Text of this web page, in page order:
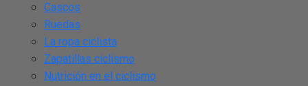
Cascos
Ruedas
La ropa ciclista
Zapatillas ciclismo
Nutrición en el ciclismo